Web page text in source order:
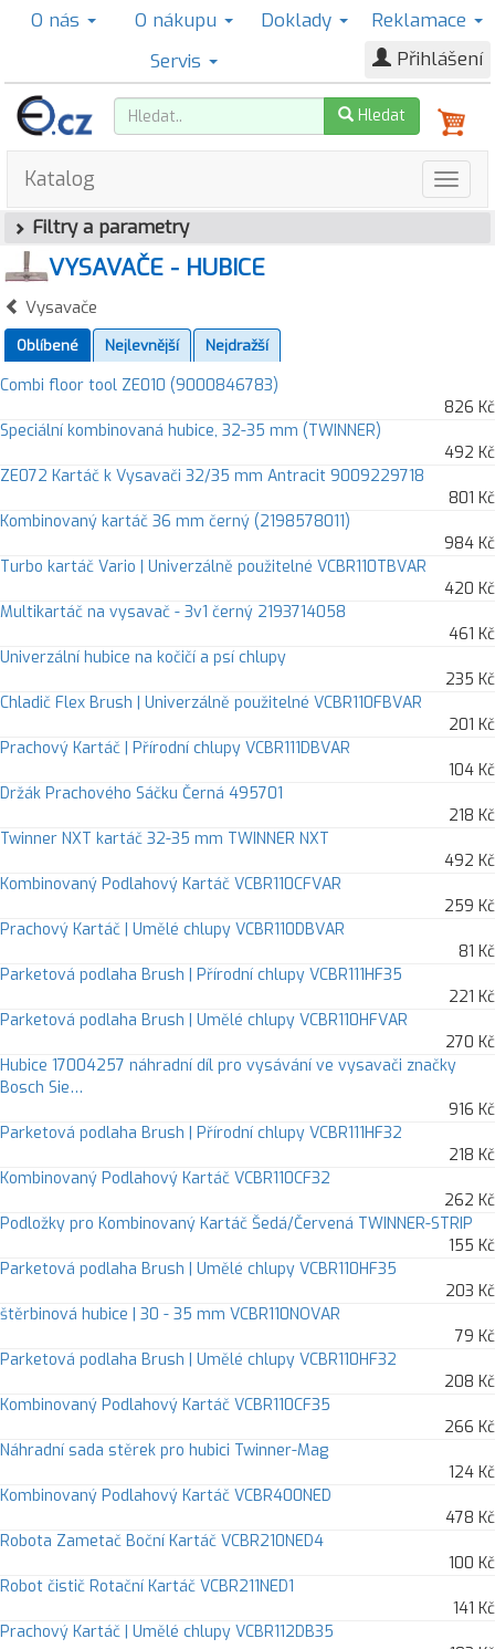
O nás O nákupu Doklady
Reklamace
Servis
Přihlášení
Hledat
Katalog
Filtry a parametry
VYSAVAČE - HUBICE
Vysavače
Oblíbené Nejlevnější Nejdražší
Combi floor tool ZE010 (9000846783)
826 Kč
Speciální kombinovaná hubice, 32-35 mm (TWINNER)
492 Kč
ZE072 Kartáč k Vysavači 32/35 mm Antracit 9009229718
801 Kč
Kombinovaný kartáč 36 mm černý (2198578011)
984 Kč
Turbo kartáč Vario | Univerzálně použitelné VCBR110TBVAR
420 Kč
Multikartáč na vysavač - 3v1 černý 2193714058
461 Kč
Univerzální hubice na kočičí a psí chlupy
235 Kč
Chladič Flex Brush | Univerzálně použitelné VCBR110FBVAR
201 Kč
Prachový Kartáč | Přírodní chlupy VCBR111DBVAR
104 Kč
Držák Prachového Sáčku Černá 495701
218 Kč
Twinner NXT kartáč 32-35 mm TWINNER NXT
492 Kč
Kombinovaný Podlahový Kartáč VCBR110CFVAR
259 Kč
Prachový Kartáč | Umělé chlupy VCBR110DBVAR
81 Kč
Parketová podlaha Brush | Přírodní chlupy VCBR111HF35
221 Kč
Parketová podlaha Brush | Umělé chlupy VCBR110HFVAR
270 Kč
Hubice 17004257 náhradní díl pro vysávání ve vysavači značky
Bosch Sie…
916 Kč
Parketová podlaha Brush | Přírodní chlupy VCBR111HF32
218 Kč
Kombinovaný Podlahový Kartáč VCBR110CF32
262 Kč
Podložky pro Kombinovaný Kartáč Šedá/Červená TWINNER-STRIP
155 Kč
Parketová podlaha Brush | Umělé chlupy VCBR110HF35
203 Kč
štěrbinová hubice | 30 - 35 mm VCBR110NOVAR
79 Kč
Parketová podlaha Brush | Umělé chlupy VCBR110HF32
208 Kč
Kombinovaný Podlahový Kartáč VCBR110CF35
266 Kč
Náhradní sada stěrek pro hubici Twinner-Mag
124 Kč
Kombinovaný Podlahový Kartáč VCBR400NED
478 Kč
Robota Zametač Boční Kartáč VCBR210NED4
100 Kč
Robot čistič Rotační Kartáč VCBR211NED1
141 Kč
Prachový Kartáč | Umělé chlupy VCBR112DB35